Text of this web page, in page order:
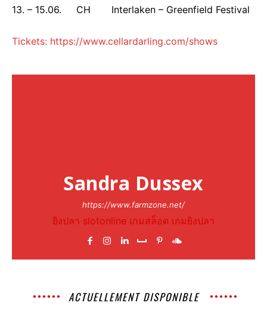
13. – 15.06. CH Interlaken – Greenfield Festival
Tickets: https://www.cellardarling.com/shows
Sandra Dussex
https://www.farmzone.net/
ยิงปลา slotonline เกมสล็อต เกมยิงปลา
ACTUELLEMENT DISPONIBLE